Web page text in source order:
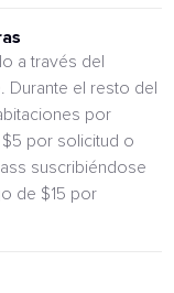
a través del
Durante el resto del
por
por solicitud o
suscribiéndose
de $15 por